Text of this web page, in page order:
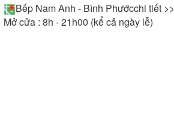
Bếp Nam Anh - Bình Phướcchi tiết >>
Mở cửa : 8h - 21h00 (kể cả ngày lễ)